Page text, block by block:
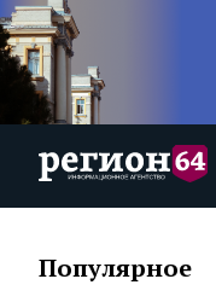
Популярное